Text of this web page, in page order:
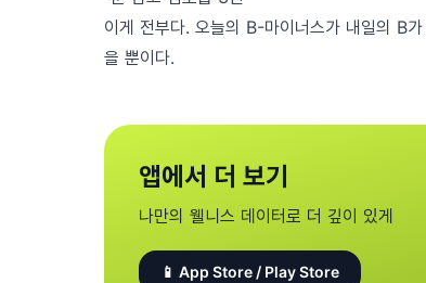
이게 전부다. 오늘의 B-마이너스가 내일의 B
을 뿐이다.
앱에서 더 보기
나만의 웰니스 데이터로 더 깊이 있게
📱 App Store / Play Store